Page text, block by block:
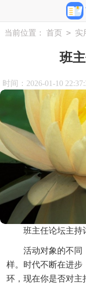
当前位置： 首页 > 实
班
时间：2026-01-10
班主任论坛主持
活动对象的不同
样。时代不断在进步
环，现在你是否对主